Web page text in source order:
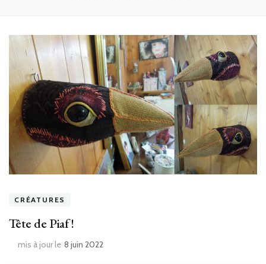
CRÉATURES
Tête de Piaf !
mis à jour le 8 juin 2022